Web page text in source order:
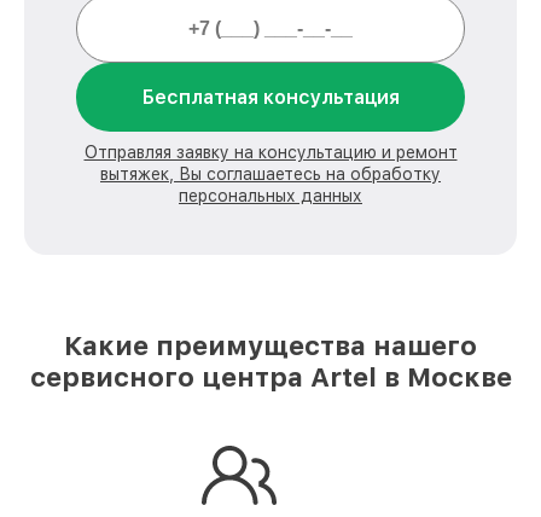
Бесплатная консультация
Отправляя заявку на консультацию и ремонт
вытяжек, Вы соглашаетесь на обработку
персональных данных
Какие преимущества нашего
сервисного центра Artel в Москве